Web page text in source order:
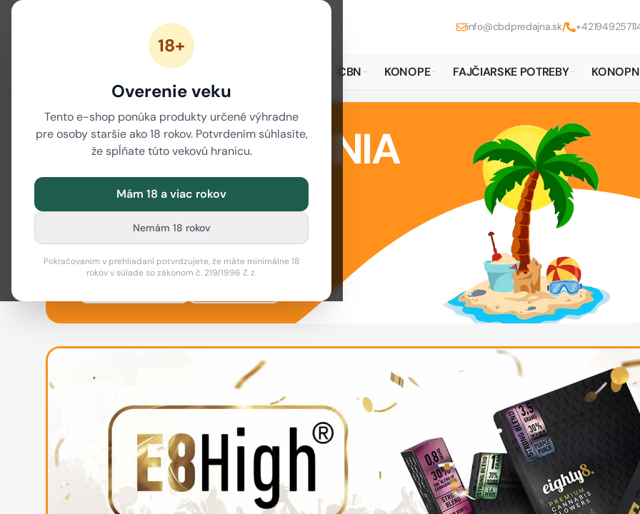
18+
Overenie veku
Tento e-shop ponúka produkty určené výhradne
pre osoby staršie ako 18 rokov. Potvrdením súhlasíte,
že spĺňate túto vekovú hranicu.
Mám 18 a viac rokov
Nemám 18 rokov
Pokračovaním v prehliadaní potvrdzujete, že máte minimálne 18
rokov v súlade so zákonom č. 219/1996 Z. z.
info@cbdpredajna.sk/
NOVÉ CANNABINOIDY CBN KONOPE FAJČIARSKE POTREBY
Náplasti HEMNIA
výhodnejšie
Využi zľavu 30% na vybrané druhy!